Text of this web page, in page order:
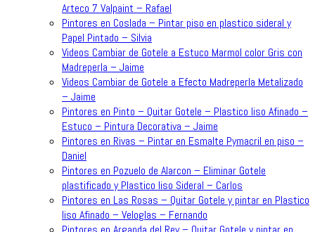
Arteco 7 Valpaint – Rafael
Pintores en Coslada – Pintar piso en plastico sideral y
Papel Pintado – Silvia
Videos Cambiar de Gotele a Estuco Marmol color Gris con
Madreperla – Jaime
Videos Cambiar de Gotele a Efecto Madreperla Metalizado
– Jaime
Pintores en Pinto – Quitar Gotele – Plastico liso Afinado –
Estuco – Pintura Decorativa – Jaime
Pintores en Rivas – Pintar en Esmalte Pymacril en piso –
Daniel
Pintores en Pozuelo de Alarcon – Eliminar Gotele
plastificado y Plastico liso Sideral – Carlos
Pintores en Las Rosas – Quitar Gotele y pintar en Plastico
liso Afinado – Veloglas – Fernando